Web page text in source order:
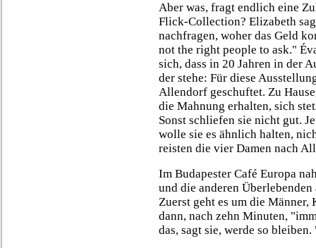
Aber was, fragt endlich eine
Flick-Collection? Elizabeth
nachfragen, woher das Geld
not the right people to ask."
sich, dass in 20 Jahren in der
der stehe: Für diese
Allendorf geschuftet. Zu
die Mahnung erhalten, sich
Sonst schliefen sie nicht gut.
wolle sie es ähnlich halten,
reisten die vier Damen nach
Im Budapester Café Europa
und die anderen
Zuerst geht es um die
dann, nach zehn Minuten,
das, sagt sie, werde so